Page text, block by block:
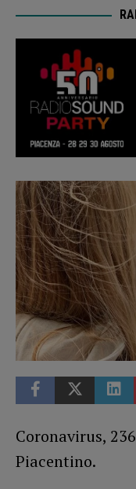
Coronavirus,
Piacentino.